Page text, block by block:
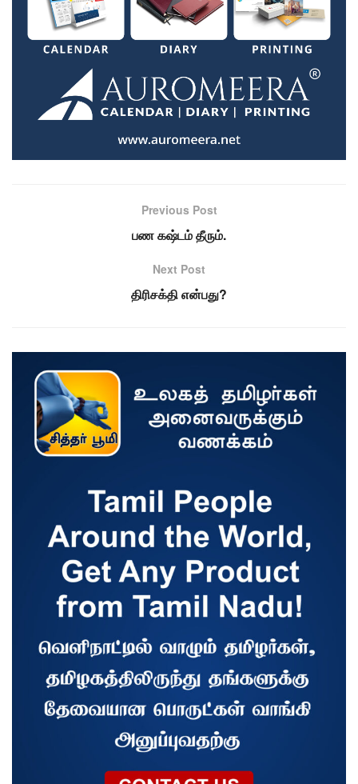
Previous Post
பண கஷ்டம் தீரும்.
Next Post
திரிசக்தி என்பது?